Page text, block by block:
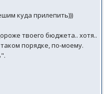
куда прилепить)))
твоего бюджета.. хотя..
порядке, по-моему.